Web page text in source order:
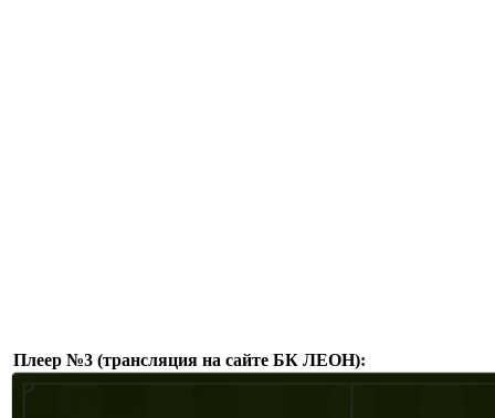
Плеер №3 (трансляция на сайте БК ЛЕОН):